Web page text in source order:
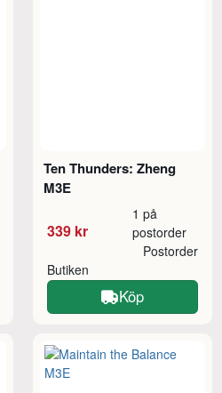
Ten Thunders: Zheng
M3E
339 kr
1 på
postorder
Butiken
Postorder
Köp